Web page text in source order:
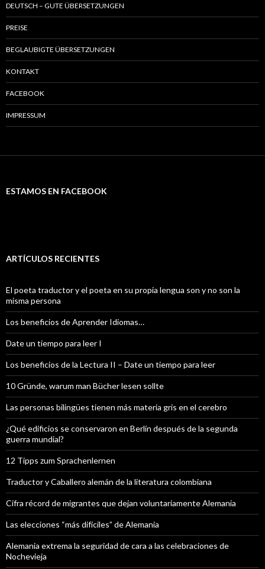
DEUTSCH – GUTE ÜBERSETZUNGEN
PREISE
BEGLAUBIGTE ÜBERSETZUNGEN
KONTAKT
FACEBOOK
IMPRESSUM
ESTAMOS EN FACEBOOK
ARTÍCULOS RECIENTES
El poeta traductor y el poeta en su propia lengua son y no son la
misma persona
Los beneficios de Aprender Idiomas…
Date un tiempo para leer I
Los beneficios de la Lectura II – Date un tiempo para leer
10 Gründe, warum man Bücher lesen sollte
Las personas bilingües tienen más materia gris en el cerebro
¿Qué edificios se conservaron en Berlín después de la segunda
guerra mundial?
12 Tipps zum Sprachenlernen
Traductor y Caballero alemán de la literatura colombiana
Cifra récord de migrantes que dejan voluntariamente Alemania
Las elecciones “más difíciles” de Alemania
Alemania extrema la seguridad de cara a las celebraciones de
Nochevieja